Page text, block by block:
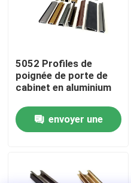
Contact
nouvelles
profils en aluminium
5052 Profiles de
poignée de porte de
cabinet en aluminium
envoyer une